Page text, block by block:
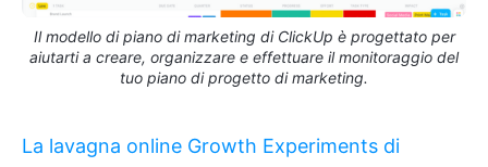
Il modello di piano di marketing di ClickUp è progettato per
aiutarti a creare, organizzare e effettuare il monitoraggio del
tuo piano di progetto di marketing.
La lavagna online Growth Experiments di